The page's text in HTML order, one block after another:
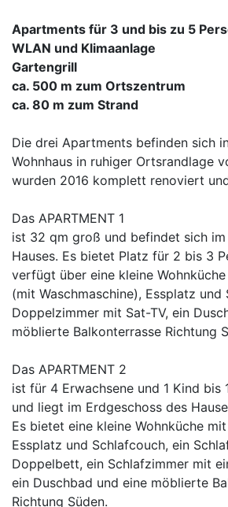
Apartments für 3 und bis zu 5
WLAN und Klimaanlage
Gartengrill
ca. 500 m zum Ortszentrum
ca. 80 m zum Strand
Die drei Apartments befinden sich
Wohnhaus in ruhiger Ortsrandlage
wurden 2016 komplett renoviert
Das APARTMENT 1
ist 32 qm groß und befindet sich
Hauses. Es bietet Platz für 2 bis 3
verfügt über eine kleine
(mit Waschmaschine), Essplatz und
Doppelzimmer mit Sat-TV, ein
möblierte Balkonterrasse Richtung
Das APARTMENT 2
ist für 4 Erwachsene und 1 Kind bis
und liegt im Erdgeschoss des
Es bietet eine kleine Wohnküche
Essplatz und Schlafcouch, ein
Doppelbett, ein Schlafzimmer mit
ein Duschbad und eine möblierte
Richtung Süden.